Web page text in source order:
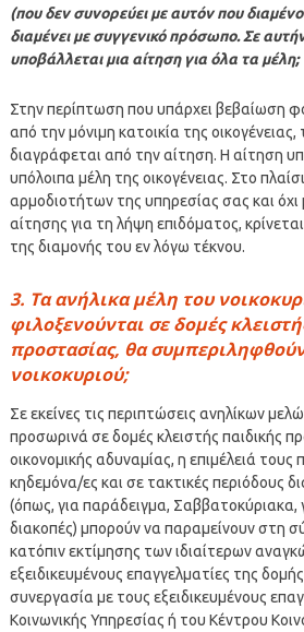
(που δεν συνορεύει με αυτόν που
διαμένει με συγγενικό πρόσωπο. Σε
υποβάλλεται μια αίτηση για όλα τα μέλη;
Στην περίπτωση που υπάρχει βεβαίωση
από την μόνιμη κατοικία της
διαγράφεται από την αίτηση. Η αίτηση
υπόλοιπα μέλη της οικογένειας. Στο
αρμοδιοτήτων της υπηρεσίας σας και όχι
αίτησης για τη λήψη επιδόματος,
της διαμονής του εν λόγω τέκνου.
3. Τα ανήλικα μέλη του
φιλοξενούνται σε δομές
προστασίας, θα
νοικοκυριού;
Σε εκείνες τις περιπτώσεις ανηλίκων
προσωρινά σε δομές κλειστής παιδικής
οικονομικής αδυναμίας, η επιμέλειά τους
κηδεμόνα/ες και σε τακτικές περιόδους
(όπως, για παράδειγμα, Σαββατοκύριακα,
διακοπές) μπορούν να παραμείνουν στη
κατόπιν εκτίμησης των ιδιαίτερων
εξειδικευμένους επαγγελματίες της
συνεργασία με τους εξειδικευμένους
Κοινωνικής Υπηρεσίας ή του Κέντρου